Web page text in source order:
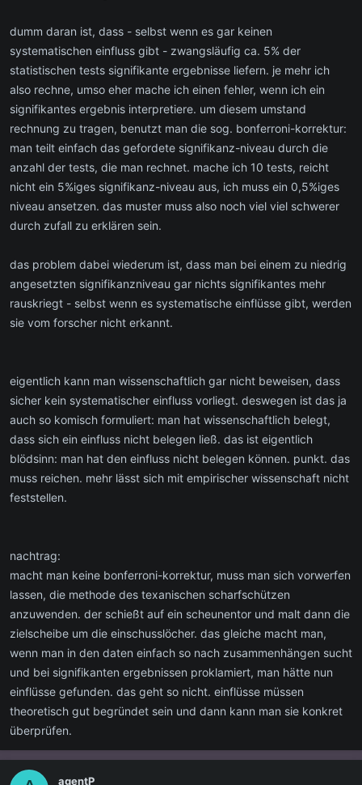
dumm daran ist, dass - selbst wenn es gar keinen
systematischen einfluss gibt - zwangsläufig ca. 5% der
statistischen tests signifikante ergebnisse liefern. je mehr ich
also rechne, umso eher mache ich einen fehler, wenn ich ein
signifikantes ergebnis interpretiere. um diesem umstand
rechnung zu tragen, benutzt man die sog. bonferroni-korrektur:
man teilt einfach das gefordete signifikanz-niveau durch die
anzahl der tests, die man rechnet. mache ich 10 tests, reicht
nicht ein 5%iges signifikanz-niveau aus, ich muss ein 0,5%iges
niveau ansetzen. das muster muss also noch viel viel schwerer
durch zufall zu erklären sein.
das problem dabei wiederum ist, dass man bei einem zu niedrig
angesetzten signifikanzniveau gar nichts signifikantes mehr
rauskriegt - selbst wenn es systematische einflüsse gibt, werden
sie vom forscher nicht erkannt.
eigentlich kann man wissenschaftlich gar nicht beweisen, dass
sicher kein systematischer einfluss vorliegt. deswegen ist das ja
auch so komisch formuliert: man hat wissenschaftlich belegt,
dass sich ein einfluss nicht belegen ließ. das ist eigentlich
blödsinn: man hat den einfluss nicht belegen können. punkt. das
muss reichen. mehr lässt sich mit empirischer wissenschaft nicht
feststellen.
nachtrag:
macht man keine bonferroni-korrektur, muss man sich vorwerfen
lassen, die methode des texanischen scharfschützen
anzuwenden. der schießt auf ein scheunentor und malt dann die
zielscheibe um die einschusslöcher. das gleiche macht man,
wenn man in den daten einfach so nach zusammenhängen sucht
und bei signifikanten ergebnissen proklamiert, man hätte nun
einflüsse gefunden. das geht so nicht. einflüsse müssen
theoretisch gut begründet sein und dann kann man sie konkret
überprüfen.
agentP